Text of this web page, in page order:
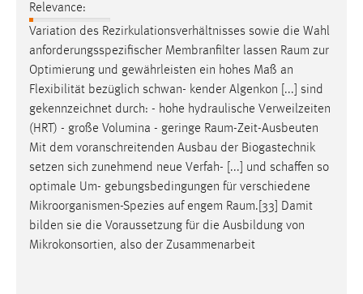
Relevance:
Variation des Rezirkulationsverhältnisses sowie die Wahl
anforderungsspezifischer Membranfilter lassen Raum zur
Optimierung und gewährleisten ein hohes Maß an
Flexibilität bezüglich schwan- kender Algenkon [...] sind
gekennzeichnet durch: - hohe hydraulische Verweilzeiten
(HRT) - große Volumina - geringe Raum-Zeit-Ausbeuten
Mit dem voranschreitenden Ausbau der Biogastechnik
setzen sich zunehmend neue Verfah- [...] und schaffen so
optimale Um- gebungsbedingungen für verschiedene
Mikroorganismen-Spezies auf engem Raum.[33] Damit
bilden sie die Voraussetzung für die Ausbildung von
Mikrokonsortien, also der Zusammenarbeit